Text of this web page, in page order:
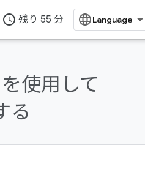
access_time 残り 55 分
使用して
る